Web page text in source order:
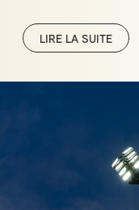
LIRE LA SUITE